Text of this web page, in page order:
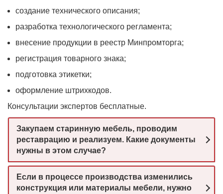
создание технического описания;
разработка технологического регламента;
внесение продукции в реестр Минпромторга;
регистрация товарного знака;
подготовка этикетки;
оформление штрихкодов.
Консультации экспертов бесплатные.
Закупаем старинную мебель, проводим
реставрацию и реализуем. Какие документы
нужны в этом случае?
Если в процессе производства изменились
конструкция или материалы мебели, нужно